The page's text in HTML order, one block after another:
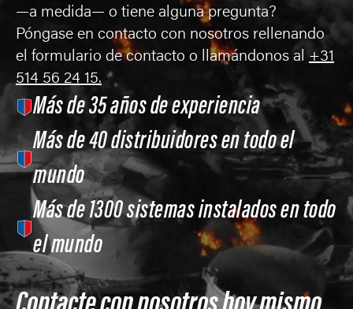
—a medida— o tiene alguna pregunta?
Póngase en contacto con nosotros rellenando
el formulario de contacto o llamándonos al +31
514 56 24 15.
Más de 35 años de experiencia
Más de 40 distribuidores en todo el
mundo
Más de 1300 sistemas instalados en todo
el mundo